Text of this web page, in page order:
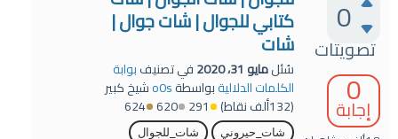
0
تصويتات
0
إجابة
كتابي للجوال | شات جوال |
شات
سُئلمايو 31، 2020 في تصنيفبوابة
الكلمات الدلاليةبواسطةo0sشيخ كبير
(132ألف نقاط) 291
620
624
شات_حيروني
شات_للجوال